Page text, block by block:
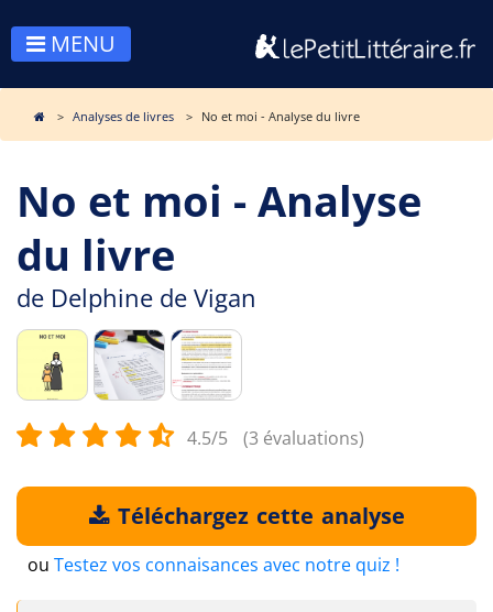
MENU
Analyses de livres No et moi - Analyse du livre
No et moi - Analyse
du livre
de Delphine de Vigan
4.5/5 (3 évaluations)
Téléchargez cette analyse
ou Testez vos connaisances avec notre quiz !